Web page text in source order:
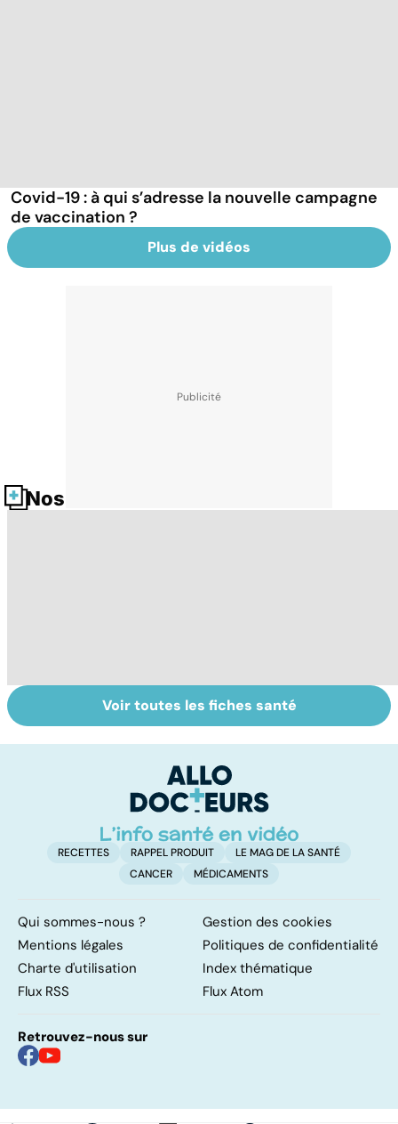
Covid-19 : à qui s’adresse la nouvelle campagne
de vaccination ?
Plus de vidéos
Nos fiches santé
Tout savoir sur
les infections
Inflammation des
amygdales : que
d'angine ?
Voir toutes les fiches santé
RECETTES RAPPEL PRODUIT
LE MAG DE LA SANTÉ
CANCER
MÉDICAMENTS
Qui sommes-nous ?
Gestion des cookies
Mentions légales
Politiques de confidentialité
Charte d'utilisation
Index thématique
Flux RSS
Flux Atom
Retrouvez-nous sur